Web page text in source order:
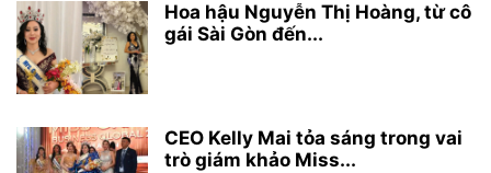
Hoa hậu Nguyễn Thị Hoàng, từ cô
gái Sài Gòn đến...
CEO Kelly Mai tỏa sáng trong vai
trò giám khảo Miss...